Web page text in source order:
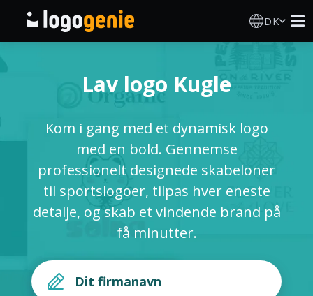
DK
AI logogenerator
Logoidéer
Trykte produkter
Om
Lav logo Kugle
Kom i gang med et dynamisk logo
med en bold. Gennemse
professionelt designede skabeloner
til sportslogoer, tilpas hver eneste
detalje, og skab et vindende brand på
få minutter.